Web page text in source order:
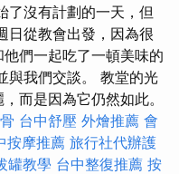
了沒有計劃的一天，但
日從教會出發，因為很
們一起吃了一頓美味的
與我們交談。 教堂的光
而是因為它仍然如此。
台中舒壓 外燴推薦 會
按摩推薦 旅行社代辦護
罐教學 台中整復推薦 按